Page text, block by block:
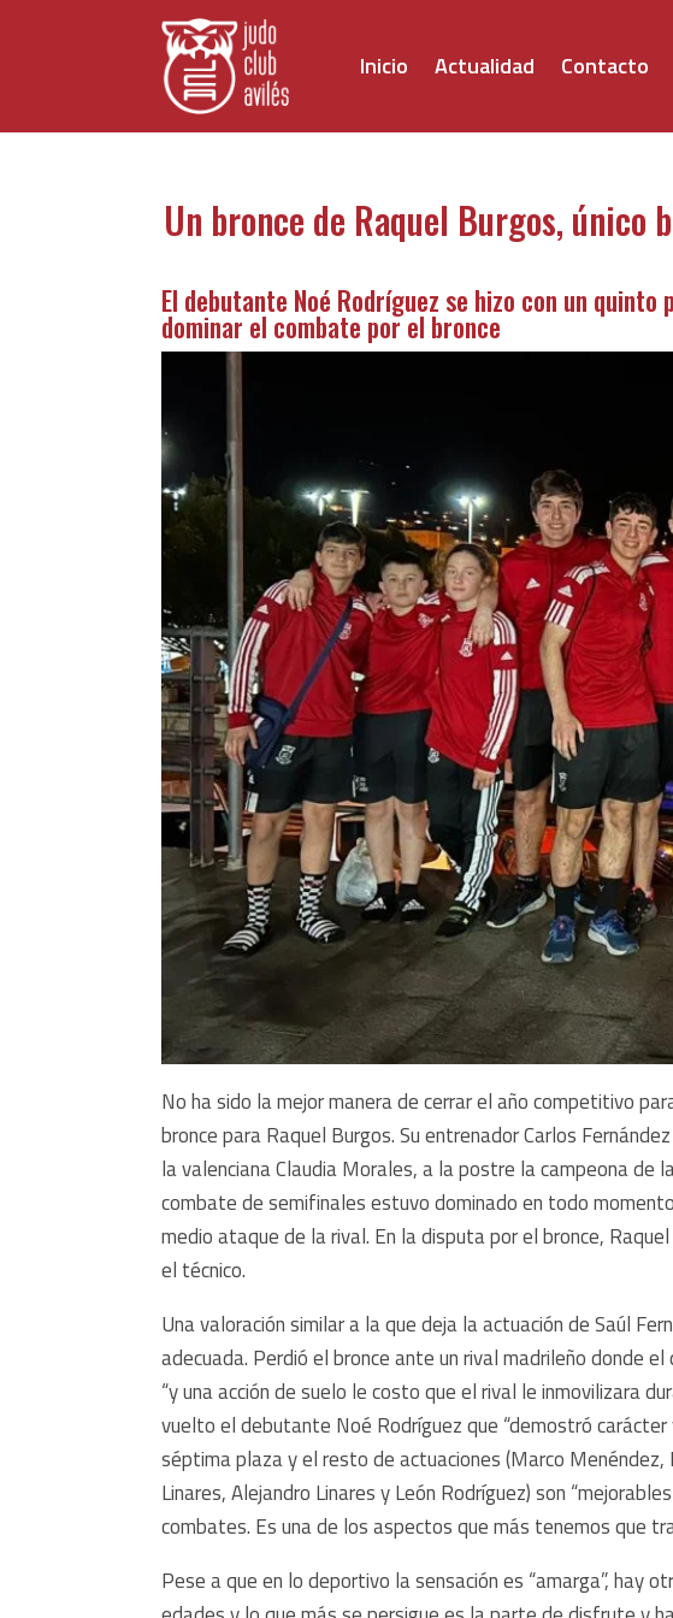
Inicio Actualidad Contacto
Un bronce de Raquel Burgos, único
El debutante Noé Rodríguez se hizo con un
dominar el combate por el bronce
No ha sido la mejor manera de cerrar el año competitivo
bronce para Raquel Burgos. Su entrenador Carlos
la valenciana Claudia Morales, a la postre la campeona de
combate de semifinales estuvo dominado en todo
medio ataque de la rival. En la disputa por el bronce,
el técnico.
Una valoración similar a la que deja la actuación de Saúl
adecuada. Perdió el bronce ante un rival madrileño donde
“y una acción de suelo le costo que el rival le inmovilizara
vuelto el debutante Noé Rodríguez que “demostró carácter
séptima plaza y el resto de actuaciones (Marco
Linares, Alejandro Linares y León Rodríguez) son
combates. Es una de los aspectos que más tenemos que
Pese a que en lo deportivo la sensación es “amarga”, hay